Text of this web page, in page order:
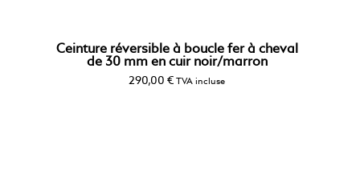
Ceinture réversible à boucle fer à cheval
de 30 mm en cuir noir/marron
290,00 € TVA incluse